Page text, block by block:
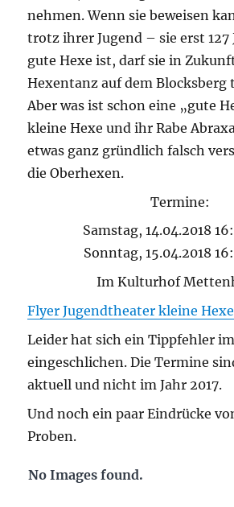
nehmen. Wenn sie beweisen
trotz ihrer Jugend – sie erst 127
gute Hexe ist, darf sie in
Hexentanz auf dem Blocksberg
Aber was ist schon eine „gute
kleine Hexe und ihr Rabe
etwas ganz gründlich falsch
die Oberhexen.
Termine:
Samstag, 14.04.2018
Sonntag, 15.04.2018
Im Kulturhof
Flyer Jugendtheater kleine Hexe
Leider hat sich ein Tippfehler
eingeschlichen. Die Termine
aktuell und nicht im Jahr 2017.
Und noch ein paar Eindrücke
Proben.
No Images found.